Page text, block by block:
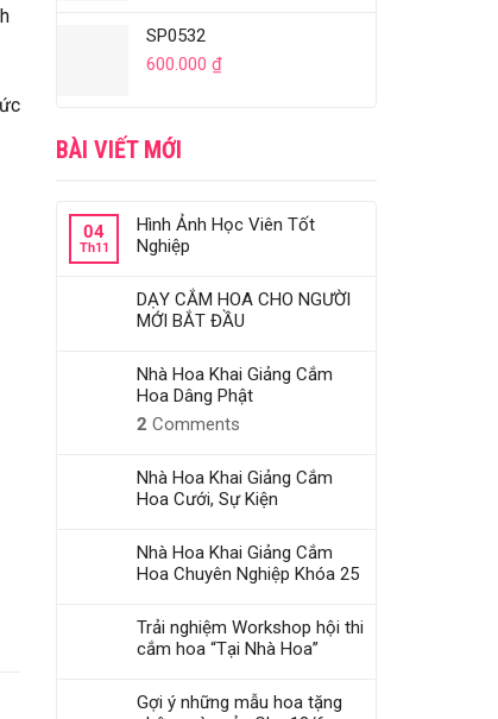
SP0532
600.000 ₫
BÀI VIẾT MỚI
04
Th11
Hình Ảnh Học Viên Tốt
Nghiệp
DẠY CẮM HOA CHO NGƯỜI
MỚI BẮT ĐẦU
Nhà Hoa Khai Giảng Cắm
Hoa Dâng Phật
2 Comments
Nhà Hoa Khai Giảng Cắm
Hoa Cưới, Sự Kiện
Nhà Hoa Khai Giảng Cắm
Hoa Chuyên Nghiệp Khóa 25
Trải nghiệm Workshop hội thi
cắm hoa “Tại Nhà Hoa”
Gợi ý những mẫu hoa tặng